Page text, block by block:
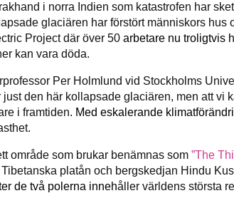
i norra Indien som katastrofen har
glaciären har förstört människors hus
Project där över 50 arbetare nu troligtvis
kan vara döda.
Per Holmlund vid Stockholms
den här kollapsade glaciären, men att vi
i framtiden. Med eskalerande
område som brukar benämnas som ”The
platån och bergskedjan Hindu
de två polerna innehåller världens största